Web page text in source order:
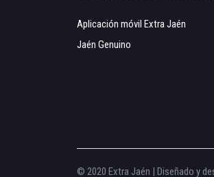
Aplicación móvil Extra Jaén
Jaén Genuino
© 2020 Extra Jaén | Diseñado y